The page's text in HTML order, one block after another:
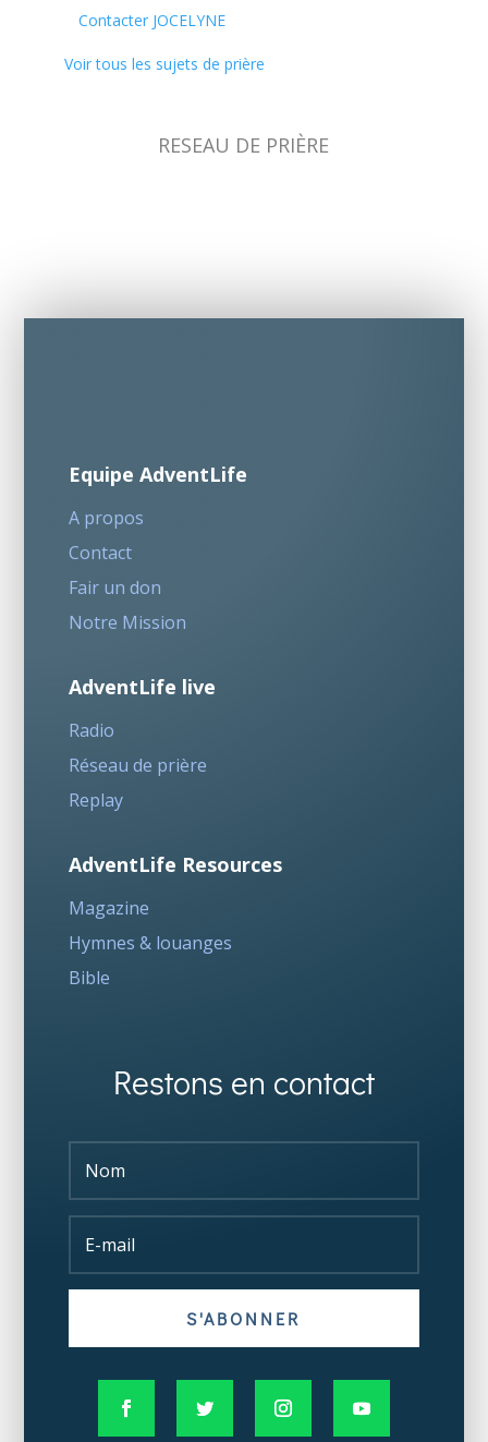
Contacter JOCELYNE
Voir tous les sujets de prière
RESEAU DE PRIÈRE
Equipe AdventLife
A propos
Contact
Fair un don
Notre Mission
AdventLife live
Radio
Réseau de prière
Replay
AdventLife Resources
Magazine
Hymnes & louanges
Bible
Restons en contact
S'ABONNER